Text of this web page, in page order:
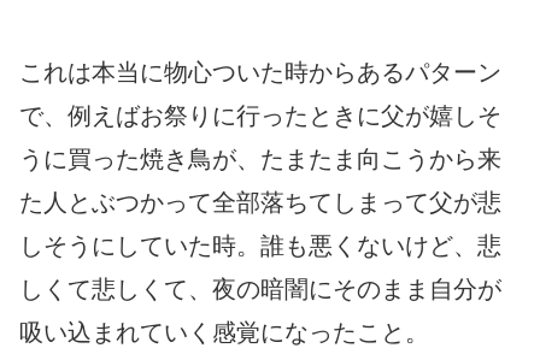
これは本当に物心ついた時からあるパターン
で、例えばお祭りに行ったときに父が嬉しそ
うに買った焼き鳥が、たまたま向こうから来
た人とぶつかって全部落ちてしまって父が悲
しそうにしていた時。誰も悪くないけど、悲
しくて悲しくて、夜の暗闇にそのまま自分が
吸い込まれていく感覚になったこと。